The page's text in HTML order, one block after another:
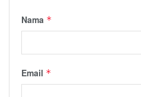
Nama *
Email *